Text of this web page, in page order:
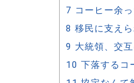
7 コーヒー余
8 移民に支え
9 大統領、交
10 下落するコ